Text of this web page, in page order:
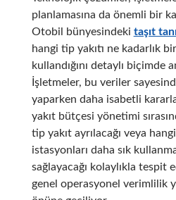
planlamasına da önemli bir
Otobil bünyesindeki taşıt
hangi tip yakıtı ne kadarlık
kullandığını detaylı biçimde
İşletmeler, bu veriler
yaparken daha isabetli
yakıt bütçesi yönetimi
tip yakıt ayrılacağı veya
istasyonları daha sık
sağlayacağı kolaylıkla tespit
genel operasyonel verimlilik